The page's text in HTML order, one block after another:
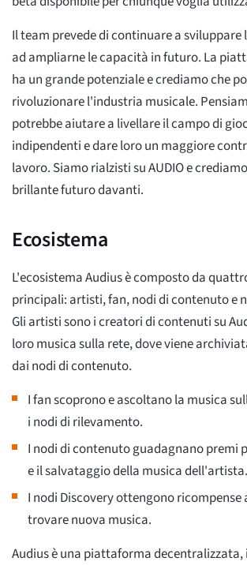
Il team prevede di continuare a
ad ampliarne le capacità in futuro. La
ha un grande potenziale e crediamo che
rivoluzionare l'industria musicale.
potrebbe aiutare a livellare il campo di
indipendenti e dare loro un maggiore
lavoro. Siamo rialzisti su AUDIO e
brillante futuro davanti.
Ecosistema
L'ecosistema Audius è composto da
principali: artisti, fan, nodi di contenuto e
Gli artisti sono i creatori di contenuti su
loro musica sulla rete, dove viene
dai nodi di contenuto.
I fan scoprono e ascoltano la musica
i nodi di rilevamento.
I nodi di contenuto guadagnano premi
e il salvataggio della musica dell'artista.
I nodi Discovery ottengono ricompense
trovare nuova musica.
Audius è una piattaforma decentralizzata,